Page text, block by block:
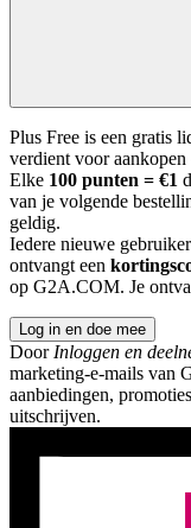
Plus Free is een gratis
verdient voor
Elke 100 punten = €1
van je volgende
geldig.
Iedere nieuwe
ontvangt een
op G2A.COM. Je
Log in en doe mee
DoorInloggen en
marketing-e-mails van
aanbiedingen,
uitschrijven.